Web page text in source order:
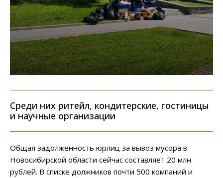
Среди них ритейл, кондитерские, гостиницы
и научные организации
Общая задолженность юрлиц за вывоз мусора в
Новосибирской области сейчас составляет 20 млн
рублей. В списке должников почти 500 компаний и